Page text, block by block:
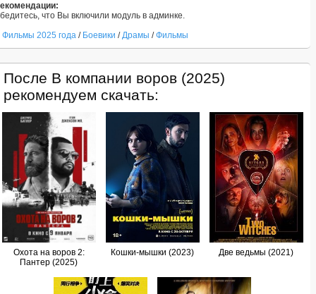
что Вы включили модуль в админке.
Фильмы 2025 года / Боевики /Драмы /Фильмы
После В компании воров (2025)
рекомендуем скачать:
Охота на воров 2:
Пантер (2025)
Кошки-мышки (2023) Две ведьмы (2021)